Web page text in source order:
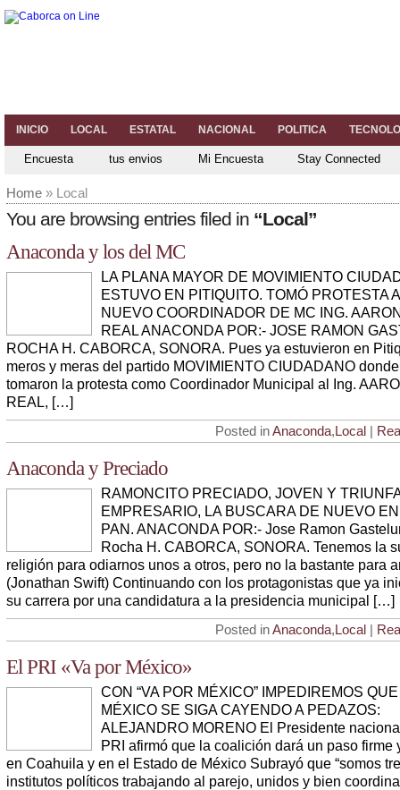
INICIO LOCAL ESTATAL NACIONAL POLITICA
Encuesta tus envios Mi Encuesta Stay Connected
Home » Local
You are browsing entries filed in “Local”
Anaconda y los del MC
LA PLANA MAYOR DE MOVIMIENTO
ESTUVO EN PITIQUITO. TOMÓ PROTESTA
NUEVO COORDINADOR DE MC ING.
REAL ANACONDA POR:- JOSE RAMON
ROCHA H. CABORCA, SONORA. Pues ya estuvieron en
meros y meras del partido MOVIMIENTO CIUDADANO
tomaron la protesta como Coordinador Municipal al Ing.
REAL, […]
Posted inAnaconda,Local |
Anaconda y Preciado
RAMONCITO PRECIADO, JOVEN Y
EMPRESARIO, LA BUSCARA DE NUEVO
PAN. ANACONDA POR:- Jose Ramon
Rocha H. CABORCA, SONORA. Tenemos la
religión para odiarnos unos a otros, pero no la bastante para
(Jonathan Swift) Continuando con los protagonistas que ya
su carrera por una candidatura a la presidencia municipal […]
Posted inAnaconda,Local |
El PRI «Va por México»
CON “VA POR MÉXICO” IMPEDIREMOS QUE
MÉXICO SE SIGA CAYENDO A PEDAZOS:
ALEJANDRO MORENO El Presidente
PRI afirmó que la coalición dará un paso firme
en Coahuila y en el Estado de México Subrayó que “somos
institutos políticos trabajando al parejo, unidos y bien